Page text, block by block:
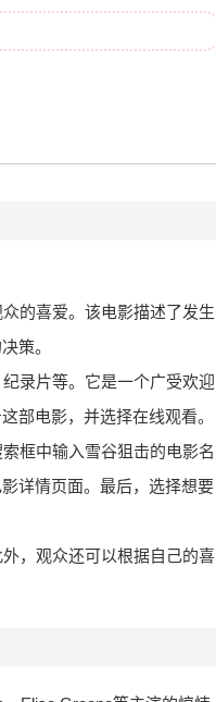
的喜爱。该电影描述了发生
策。
录片等。它是一个广受欢迎
部电影，并选择在线观看。
框中输入雪谷狙击的电影名
详情页面。最后，选择想要
，观众还可以根据自己的喜